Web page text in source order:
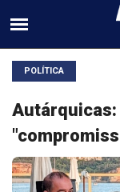
POLÍTICA